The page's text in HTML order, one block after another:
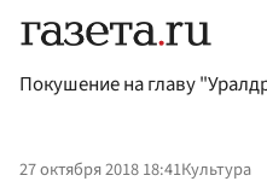
Покушение на главу
27 октября 2018 18:41Культура